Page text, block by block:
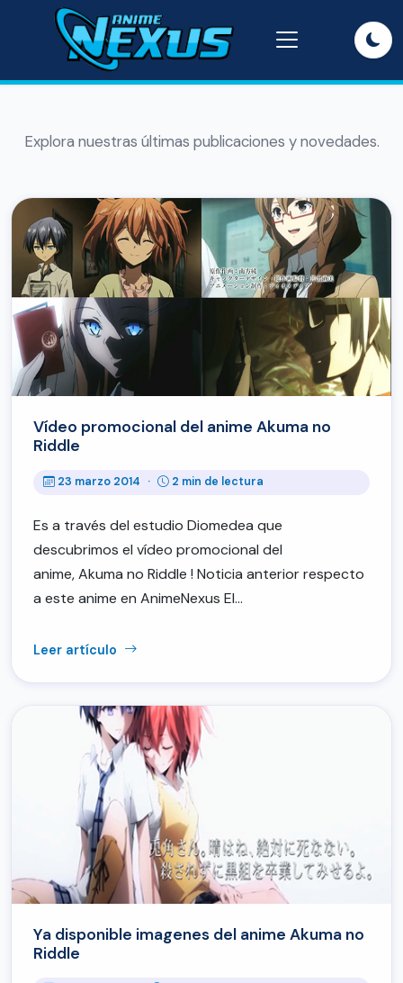
Explora nuestras últimas publicaciones y novedades.
Vídeo promocional del anime Akuma no
Riddle
23 marzo 2014 · 2 min de lectura
Es a través del estudio Diomedea que
descubrimos el vídeo promocional del
anime, Akuma no Riddle ! Noticia anterior respecto
a este anime en AnimeNexus El…
Leer artículo
Ya disponible imagenes del anime Akuma no
Riddle